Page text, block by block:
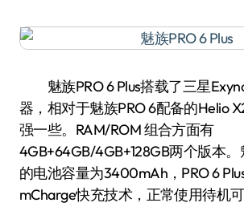
魅族PRO 6 Plus搭载了三星
器，相对于魅族PRO 6配备的Helio
强一些。RAM/ROM 组合方面有
4GB+64GB/4GB+128GB两个版本。
的电池容量为3400mAh，PRO 6
mCharge快充技术，正常使用待机可